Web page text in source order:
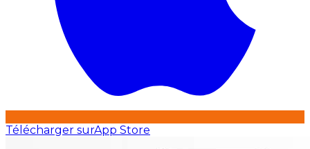
Télécharger surApp Store